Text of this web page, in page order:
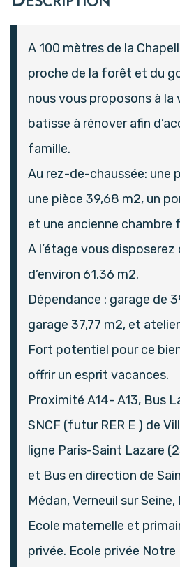
A 100 mètres de la
proche de la forêt et du
nous vous proposons à
batisse à rénover afin
famille.
Au rez-de-chaussée: une
une pièce 39,68 m2, un
et une ancienne chambre
A l’étage vous disposerez
d’environ 61,36 m2.
Dépendance : garage de
garage 37,77 m2, et
Fort potentiel pour ce
offrir un esprit vacances.
Proximité A14- A13, Bus
SNCF (futur RER E ) de
ligne Paris-Saint Lazare
et Bus en direction de
Médan, Verneuil sur Seine,
Ecole maternelle et
privée. Ecole privée Notre